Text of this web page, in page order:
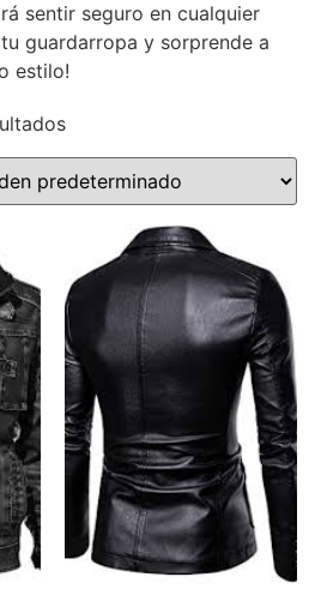
sentir seguro en cualquier
tu guardarropa y sorprende a
estilo!